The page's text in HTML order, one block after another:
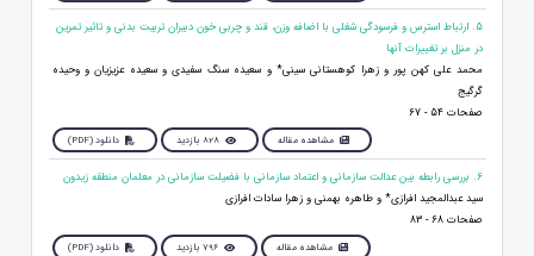
5. ارتباط استرس و فرسودگی شغلی با اضافه وزن، قند و چربی خون دبیران تربیت بدنی و تاثیر تمرین
در منزل بر تغییرات آنها
محمد علی کهن پور و زهرا کوهستانی سینی* و سعیده سنگ سفیدی و سعیده عزیزیان و وحیده
گرگیج
صفحات 54 - 67
مشاهده مقاله 828 بازدید دانلود (PDF)
6. بررسی رابطه بین عدالت سازمانی و اعتماد سازمانی با فضیلت سازمانی در معلمان منطقه زیدون
سید عبدالمجید افرازی* و طاهره بهمنی و زهرا سادات افرازی
صفحات 68 - 83
مشاهده مقاله 796 بازدید دانلود (PDF)